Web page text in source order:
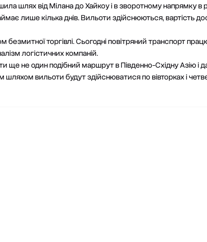
шлях від Мілана до Хайкоу і в зворотному напрямку в
лише кілька днів. Вильоти здійснюються, вартість
торгівлі. Сьогодні повітряний транспорт
логістичних компаній.
ще не один подібний маршрут в Південно-Східну Азію
шляхом вильоти будут здійснюватися по вівторках і